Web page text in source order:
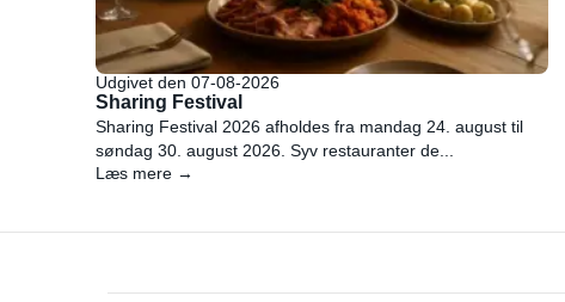
Udgivet den 07-08-2026
Sharing Festival
Sharing Festival 2026 afholdes fra mandag 24. august til
søndag 30. august 2026. Syv restauranter de...
Læs mere →